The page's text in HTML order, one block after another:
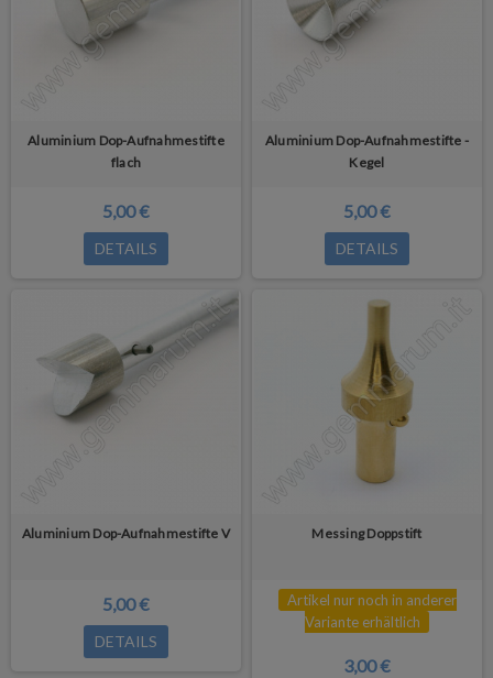
Aluminium Dop-Aufnahmestifte
flach
5,00 €
DETAILS
Aluminium Dop-Aufnahmestifte -
Kegel
5,00 €
DETAILS
Aluminium Dop-Aufnahmestifte V
5,00 €
DETAILS
Messing Doppstift
Artikel nur noch in anderer
Variante erhältlich
3,00 €